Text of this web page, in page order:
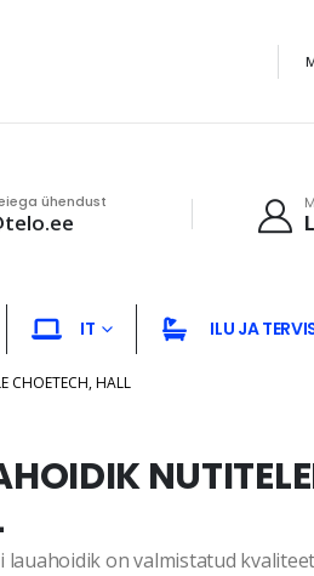
ühendust
IT ILU JA
CHOETECH, HALL
lauahoidik on valmistatud